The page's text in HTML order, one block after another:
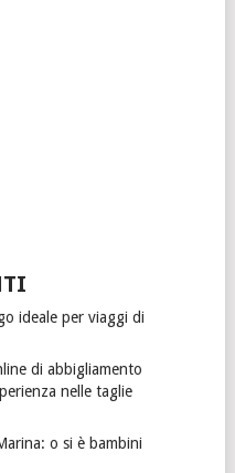
ideale per viaggi di
di abbigliamento
nelle taglie
o si è bambini